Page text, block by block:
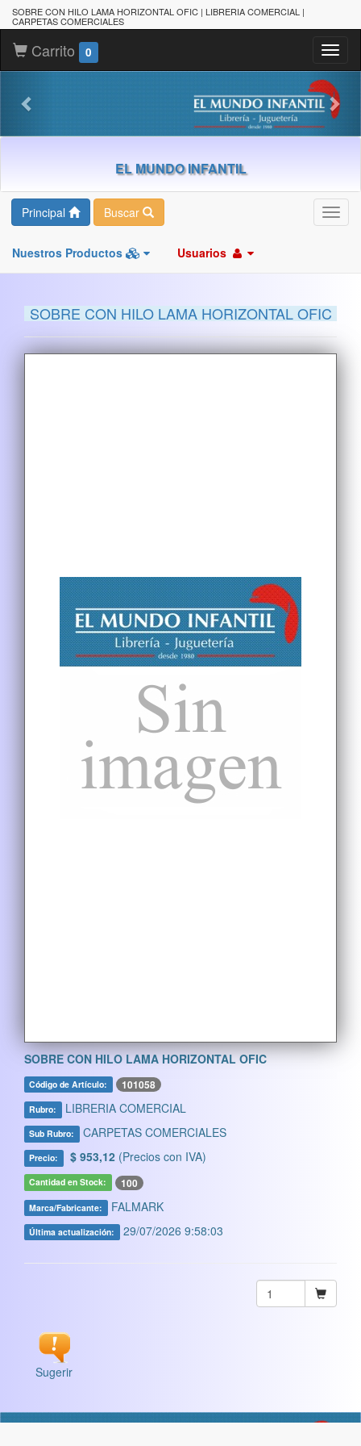
SOBRE CON HILO LAMA HORIZONTAL OFIC | LIBRERIA COMERCIAL |
CARPETAS COMERCIALES
Carrito 0
EL MUNDO INFANTIL
Principal Buscar
Nuestros Productos Usuarios
SOBRE CON HILO LAMA HORIZONTAL OFIC
SOBRE CON HILO LAMA HORIZONTAL OFIC
Código de Artículo: 101058
Rubro: LIBRERIA COMERCIAL
Sub Rubro: CARPETAS COMERCIALES
Precio: $ 953,12 (Precios con IVA)
Cantidad en Stock: 100
Marca/Fabricante: FALMARK
Última actualización: 29/07/2026 9:58:03
Sugerir